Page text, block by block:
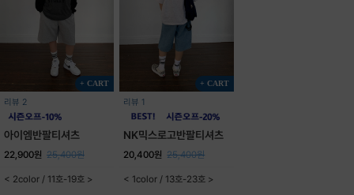
+ CART
리뷰 2
아이엠반팔티셔츠
22,900원 25,400원
< 2color / 11호-19호 >
+ CART
리뷰 1
NK믹스로고반팔티셔츠
20,400원 25,400원
< 1color / 13호-23호 >